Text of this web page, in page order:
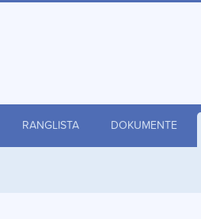
RANGLISTA DOKUMENTE